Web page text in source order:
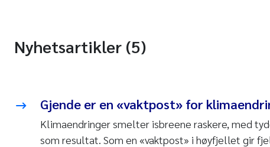
Nyhetsartikler (5)
Gjende er en «vaktpost» for
Klimaendringer smelter isbreene raskere, med
som resultat. Som en «vaktpost» i høyfjellet gir